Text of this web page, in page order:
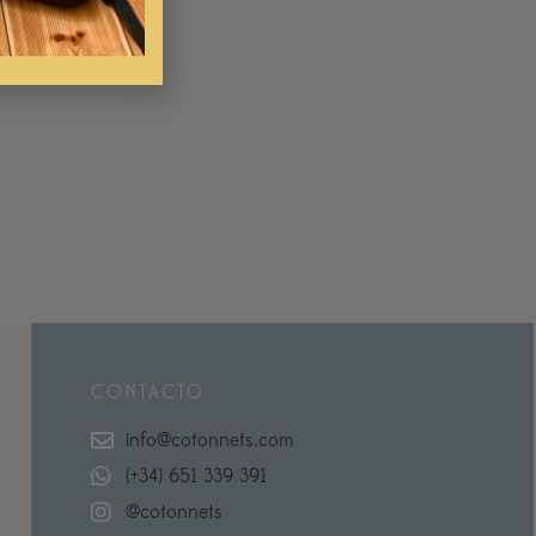
CONTACTO
info@cotonnets.com
(+34) 651 339 391
@cotonnets